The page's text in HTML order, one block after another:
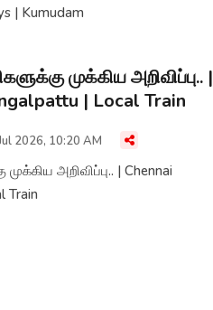
| Kumudam
முக்கிய அறிவிப்பு.. |
| Local Train
2026, 10:20 AM
அறிவிப்பு.. | Chennai
Train